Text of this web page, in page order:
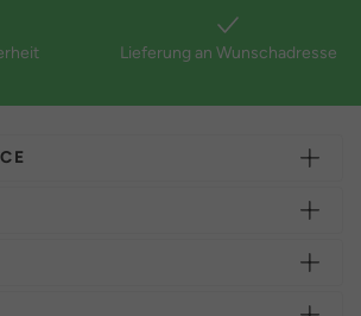
Lieferung an Wunschadresse